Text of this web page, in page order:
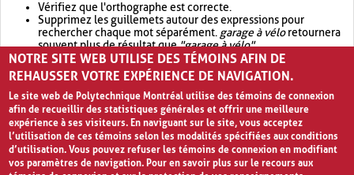
Vérifiez que l'orthographe est correcte.
Supprimez les guillemets autour des expressions pour
rechercher chaque mot séparément. garage à véloretournera
souvent plus de résultat que"garage à vélo".
Envisagez d'élargir votre recherche avec OR.garage OR vélo
retournera souvent plus de résultat quegarage à vélo
NOTRE SITE WEB UTILISE DES TÉMOINS AFIN DE
REHAUSSER VOTRE EXPÉRIENCE DE NAVIGATION.
Le site web de Polytechnique Montréal utilise des témoins de connexion
afin de recueillir des statistiques générales et offrir une meilleure
expérience à ses visiteurs. En naviguant sur le site, vous acceptez
l’utilisation de ces témoins selon les modalités spécifiées aux conditions
d’utilisation. Vous pouvez refuser les témoins de connexion en modifiant
vos paramètres de navigation. Pour en savoir plus sur le recours aux